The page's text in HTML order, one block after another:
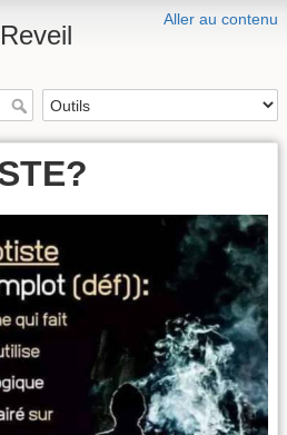
Aller au contenu